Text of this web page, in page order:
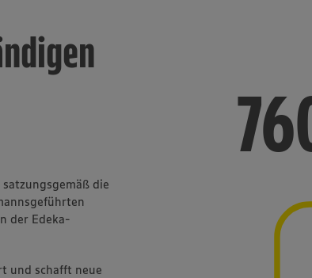
die
der Edeka-
und schafft neue